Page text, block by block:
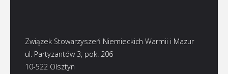
Związek Stowarzyszeń Niemieckich Warmii i Mazur
ul. Partyzantów 3, pok. 206
10-522 Olsztyn